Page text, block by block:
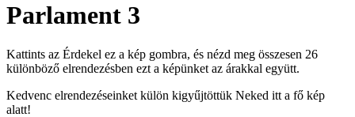
Parlament 3
Kattints az Érdekel ez a kép gombra, és nézd meg összesen 26
különböző elrendezésben ezt a képünket az árakkal együtt.
Kedvenc elrendezéseinket külön kigyűjtöttük Neked itt a fő kép
alatt!